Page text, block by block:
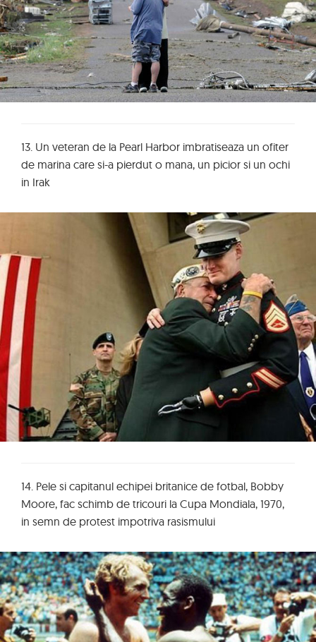
13. Un veteran de la Pearl Harbor imbratiseaza un ofiter
de marina care si-a pierdut o mana, un picior si un ochi
in Irak
14. Pele si capitanul echipei britanice de fotbal, Bobby
Moore, fac schimb de tricouri la Cupa Mondiala, 1970,
in semn de protest impotriva rasismului